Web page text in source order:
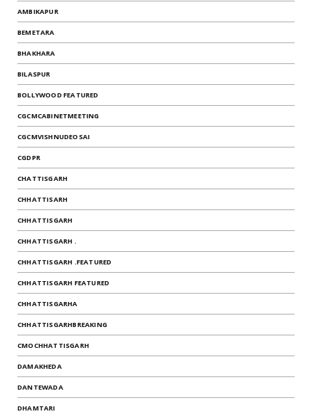
AMBIKAPUR
BEMETARA
BHAKHARA
BILASPUR
BOLLYWOOD FEATURED
CGCMCABINETMEETING
CGCMVISHNUDEOSAI
CGDPR
CHATTISGARH
CHHATTISARH
CHHATTISGARH
CHHATTISGARH .
CHHATTISGARH .FEATURED
CHHATTISGARH FEATURED
CHHATTISGARHA
CHHATTISGARHBREAKING
CMOCHHATTISGARH
DAMAKHEDA
DANTEWADA
DHAMTARI